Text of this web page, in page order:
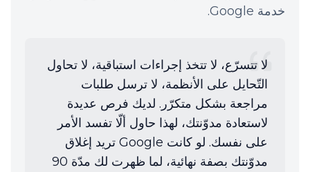
خدمة Google.
لا تتسرّع، لا تتخذ إجراءات استباقية، لا تحاول
التّحايل على الأنظمة، لا ترسل طلبات
مراجعة بشكل متكرّر. لديك فرص عديدة
لاستعادة مدوّنتك، لهذا حاول ألّا تفسد الأمر
على نفسك. لو كانت Google تريد إغلاق
مدوّنتك بصفة نهائية، لما ظهرت لك مدّة 90